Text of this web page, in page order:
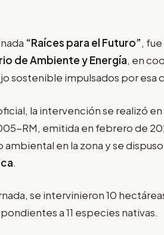
“Raíces para el Futuro”,
de Ambiente y Energía, en
sostenible impulsados por esa
la intervención se realizó
RM, emitida en febrero de
ambiental en la zona y se
.
se intervinieron 10
a 11 especies nativas.